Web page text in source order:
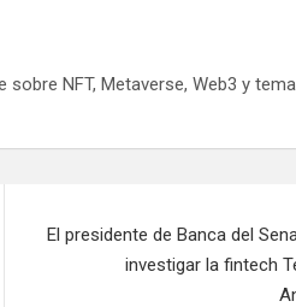
NFT, Metaverse, Web3 y
El presidente de Banca del
investigar la fintech